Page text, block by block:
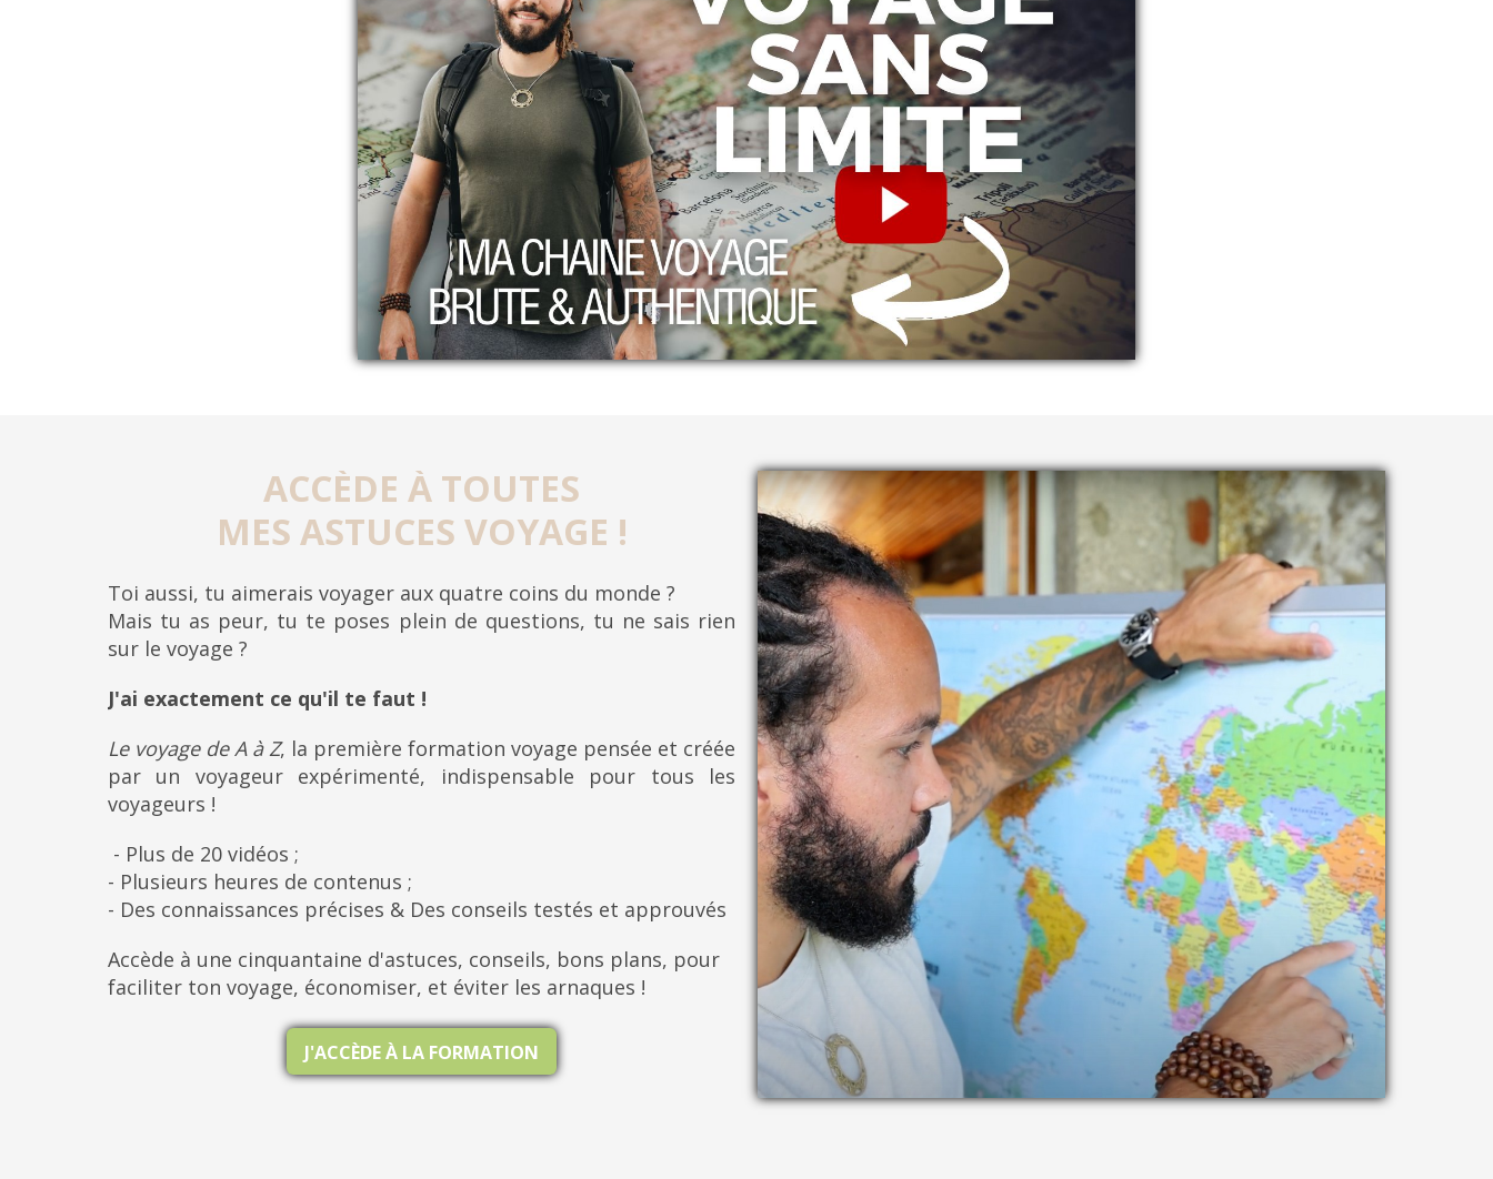
ACCÈDE À TOUTES
MES ASTUCES VOYAGE !
Toi aussi, tu aimerais voyager aux quatre coins du monde ?
Mais tu as peur, tu te poses plein de questions, tu ne sais rien
sur le voyage ?
J'ai exactement ce qu'il te faut !
Le voyage de A à Z, la première formation voyage pensée et créée
par un voyageur expérimenté, indispensable pour tous les
voyageurs !
- Plus de 20 vidéos ;
- Plusieurs heures de contenus ;
- Des connaissances précises & Des conseils testés et approuvés
Accède à une cinquantaine d'astuces, conseils, bons plans, pour
faciliter ton voyage, économiser, et éviter les arnaques !
J'ACCÈDE À LA FORMATION